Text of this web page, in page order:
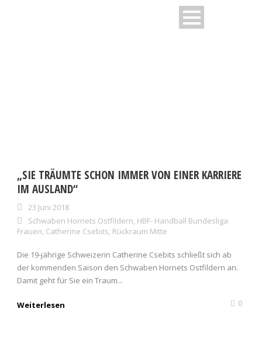
„SIE TRÄUMTE SCHON IMMER VON EINER KARRIERE
IM AUSLAND“
23 Juni 2018
Schwaben Hornets Ostfildern, HBF- Handball Bundesliga
Frauen, Catherine Csebits, Rückraum Mitte
Die 19-jährige Schweizerin Catherine Csebits schließt sich ab
der kommenden Saison den Schwaben Hornets Ostfildern an.
Damit geht für Sie ein Traum...
Weiterlesen 0